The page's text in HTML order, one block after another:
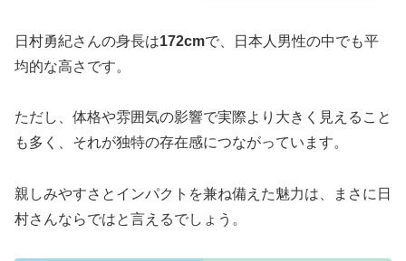
日村勇紀さんの身長は172cmで、日本人男性の中でも平
均的な高さです。
ただし、体格や雰囲気の影響で実際より大きく見えること
も多く、それが独特の存在感につながっています。
親しみやすさとインパクトを兼ね備えた魅力は、まさに日
村さんならではと言えるでしょう。